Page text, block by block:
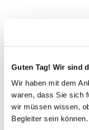
Guten Tag! Wir sind
Wir haben mit dem
waren, dass Sie sich
wir müssen wissen,
Begleiter sein können.
Bénéficiez
Zürich
Zürich Wipkingen